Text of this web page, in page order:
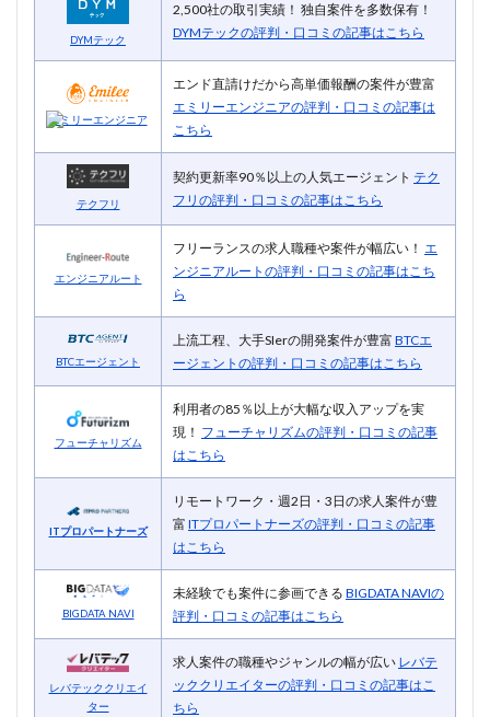
DYMテック
2,500社の取引実績！ 独自案件を多数保有！
DYMテックの評判・口コミの記事はこちら
エミリーエンジニア
エンド直請けだから高単価報酬の案件が豊富
エミリーエンジニアの評判・口コミの記事は
こちら
テクフリ
契約更新率90％以上の人気エージェント テク
フリの評判・口コミの記事はこちら
エンジニアルート
フリーランスの求人職種や案件が幅広い！ エ
ンジニアルートの評判・口コミの記事はこち
ら
BTCエージェント
上流工程、大手SIerの開発案件が豊富 BTCエ
ージェントの評判・口コミの記事はこちら
フューチャリズム
利用者の85％以上が大幅な収入アップを実
現！ フューチャリズムの評判・口コミの記事
はこちら
ITプロパートナーズ
リモートワーク・週2日・3日の求人案件が豊
富 ITプロパートナーズの評判・口コミの記事
はこちら
BIGDATA NAVI
未経験でも案件に参画できる BIGDATA NAVIの
評判・口コミの記事はこちら
レバテッククリエイ
ター
求人案件の職種やジャンルの幅が広い レバテ
ッククリエイターの評判・口コミの記事はこ
ちら